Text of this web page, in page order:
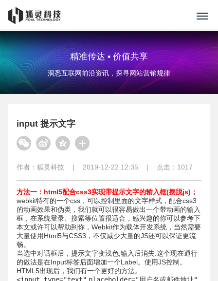
精准传达 • 价值共享
洞悉互联网前沿资讯，探寻网站营销规律
input 提示文字
作者： 狐灵科技 | 2019-12-22 12:35 | 点击： 1017
方法一：html5配合css3实现带提示文字的输入框(摆脱js)；
webkit特有的一个css，可以控制里面的文字样式，配合css3
的动画效果和伪类，我们就可以很容易做出一个带动画的输入
框，在系统登录、搜索等位置很适合，感兴趣的你可以参考下
本文或许可以帮助到你，Webkit作为载体开发系统，当然需要
大量使用Html5与CSS3，不仅减少大量的JS还可以保证更流
畅。
当选中对话框后，提示文字变浅色,输入后消失.这个现在通行
的做法是在Input标签后面增加一个Label。使用JS控制。
HTML5出现后，我们有一个更好的方法。